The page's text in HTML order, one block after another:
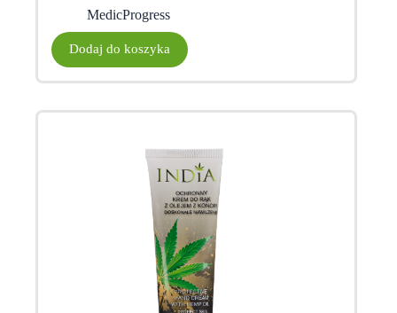
MedicProgress
Dodaj do koszyka